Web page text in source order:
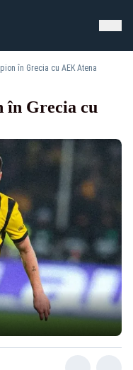
în Grecia cu AEK Atena
în Grecia cu